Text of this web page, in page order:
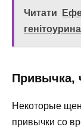
Читати
Привычка,
Некоторые
привычки со